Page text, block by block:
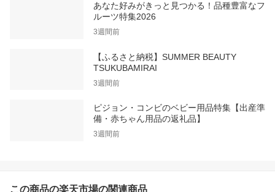
あなた好みがきっと見つかる！品種豊富なフ
ルーツ特集2026
3週間前
【ふるさと納税】SUMMER BEAUTY
TSUKUBAMIRAI
3週間前
ピジョン・コンビのベビー用品特集【出産準
備・赤ちゃん用品の返礼品】
3週間前
この商品の楽天市場の関連商品